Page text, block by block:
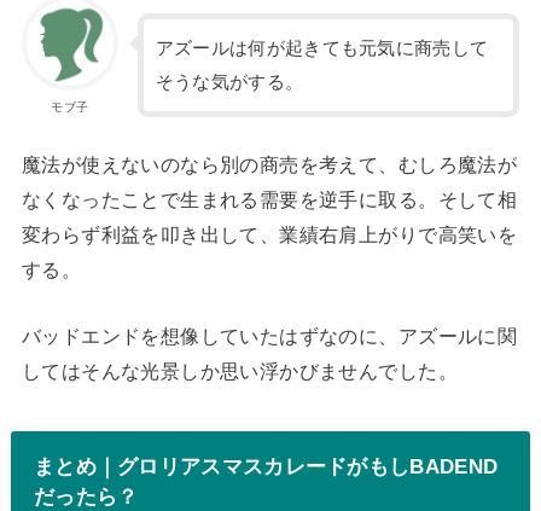
モブ子
アズールは何が起きても元気に商売して
そうな気がする。
魔法が使えないのなら別の商売を考えて、むしろ魔法が
なくなったことで生まれる需要を逆手に取る。そして相
変わらず利益を叩き出して、業績右肩上がりで高笑いを
する。
バッドエンドを想像していたはずなのに、アズールに関
してはそんな光景しか思い浮かびませんでした。
まとめ｜グロリアスマスカレードがもしBADEND
だったら？